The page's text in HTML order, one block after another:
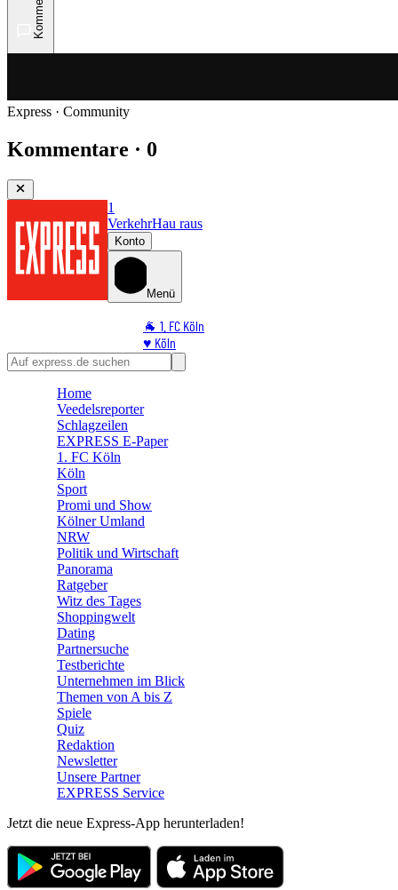
Express · Community
Kommentare · 0
1
VerkehrHau raus
Konto
Menü
🐐 1. FC Köln
♥️ Köln
⭐ Promi
🛒 Shoppingwelt
Home
Veedelsreporter
Schlagzeilen
EXPRESS E-Paper
1. FC Köln
Köln
Sport
Promi und Show
Kölner Umland
NRW
Politik und Wirtschaft
Panorama
Ratgeber
Witz des Tages
Shoppingwelt
Dating
Partnersuche
Testberichte
Unternehmen im Blick
Themen von A bis Z
Spiele
Quiz
Redaktion
Newsletter
Unsere Partner
EXPRESS Service
Jetzt die neue Express-App herunterladen!